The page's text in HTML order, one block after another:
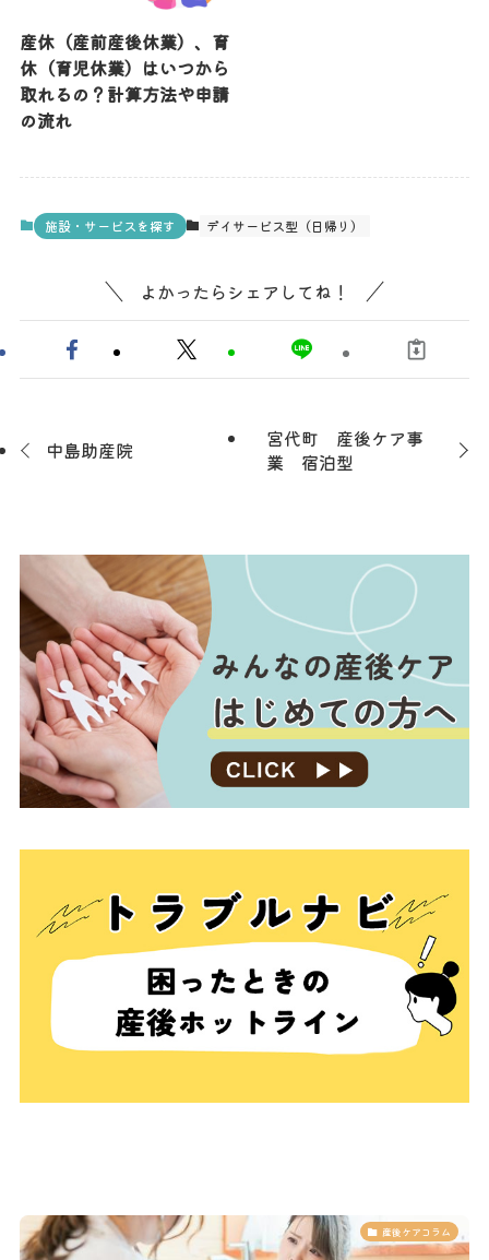
産休（産前産後休業）、育
休（育児休業）はいつから
取れるの？計算方法や申請
の流れ
施設・サービスを探す デイサービス型（日帰り）
よかったらシェアしてね！
中島助産院
宮代町 産後ケア事
業 宿泊型
産後ケアコラム